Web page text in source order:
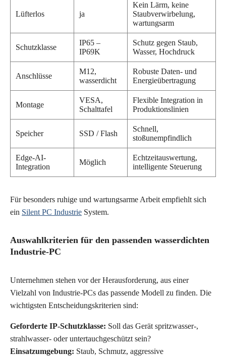
Lüfterlos ja
Kein Lärm, keine
Staubverwirbelung,
wartungsarm
Schutzklasse
IP65 –
IP69K
Schutz gegen Staub,
Wasser, Hochdruck
Anschlüsse
M12,
wasserdicht
Robuste Daten- und
Energieübertragung
Montage
VESA,
Schalttafel
Flexible Integration in
Produktionslinien
Speicher SSD / Flash
Schnell,
stoßunempfindlich
Edge-AI-
Integration
Möglich
Echtzeitauswertung,
intelligente Steuerung
Für besonders ruhige und wartungsarme Arbeit empfiehlt sich
ein Silent PC Industrie System.
Auswahlkriterien für den passenden wasserdichten
Industrie-PC
Unternehmen stehen vor der Herausforderung, aus einer
Vielzahl von Industrie-PCs das passende Modell zu finden. Die
wichtigsten Entscheidungskriterien sind:
Geforderte IP-Schutzklasse: Soll das Gerät spritzwasser-,
strahlwasser- oder untertauchgeschützt sein?
Einsatzumgebung: Staub, Schmutz, aggressive